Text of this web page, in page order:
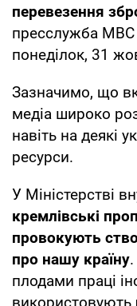
перевезення
пресслужба МВС
понеділок, 31
Зазначимо, що
медіа широко
навіть на деякі
ресурси.
У Міністерстві
кремлівські
провокують
про нашу країну
плодами праці
використовують